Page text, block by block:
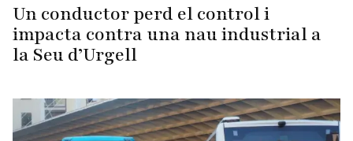
Un conductor perd el control i
impacta contra una nau industrial a
la Seu d’Urgell